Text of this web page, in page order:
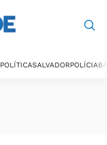
POLÍTICASALVADORPOLÍCIA